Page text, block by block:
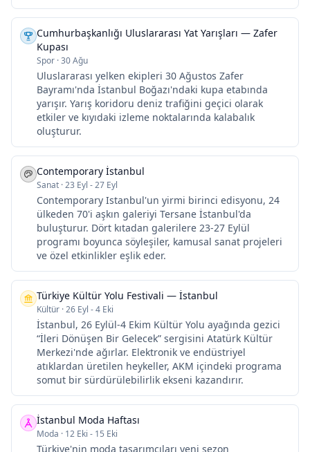
Cumhurbaşkanlığı Uluslararası Yat Yarışları — Zafer
Kupası
Spor ·30 Ağu
Uluslararası yelken ekipleri 30 Ağustos Zafer
Bayramı'nda İstanbul Boğazı'ndaki kupa etabında
yarışır. Yarış koridoru deniz trafiğini geçici olarak
etkiler ve kıyıdaki izleme noktalarında kalabalık
oluşturur.
Contemporary İstanbul
Sanat ·23 Eyl - 27 Eyl
Contemporary Istanbul'un yirmi birinci edisyonu, 24
ülkeden 70'i aşkın galeriyi Tersane İstanbul'da
buluşturur. Dört kıtadan galerilere 23-27 Eylül
programı boyunca söyleşiler, kamusal sanat projeleri
ve özel etkinlikler eşlik eder.
Türkiye Kültür Yolu Festivali — İstanbul
Kültür ·26 Eyl - 4 Eki
İstanbul, 26 Eylül-4 Ekim Kültür Yolu ayağında gezici
“İleri Dönüşen Bir Gelecek” sergisini Atatürk Kültür
Merkezi'nde ağırlar. Elektronik ve endüstriyel
atıklardan üretilen heykeller, AKM içindeki programa
somut bir sürdürülebilirlik ekseni kazandırır.
İstanbul Moda Haftası
Moda · 12 Eki - 15 Eki
Türkiye'nin moda tasarımcıları yeni sezon